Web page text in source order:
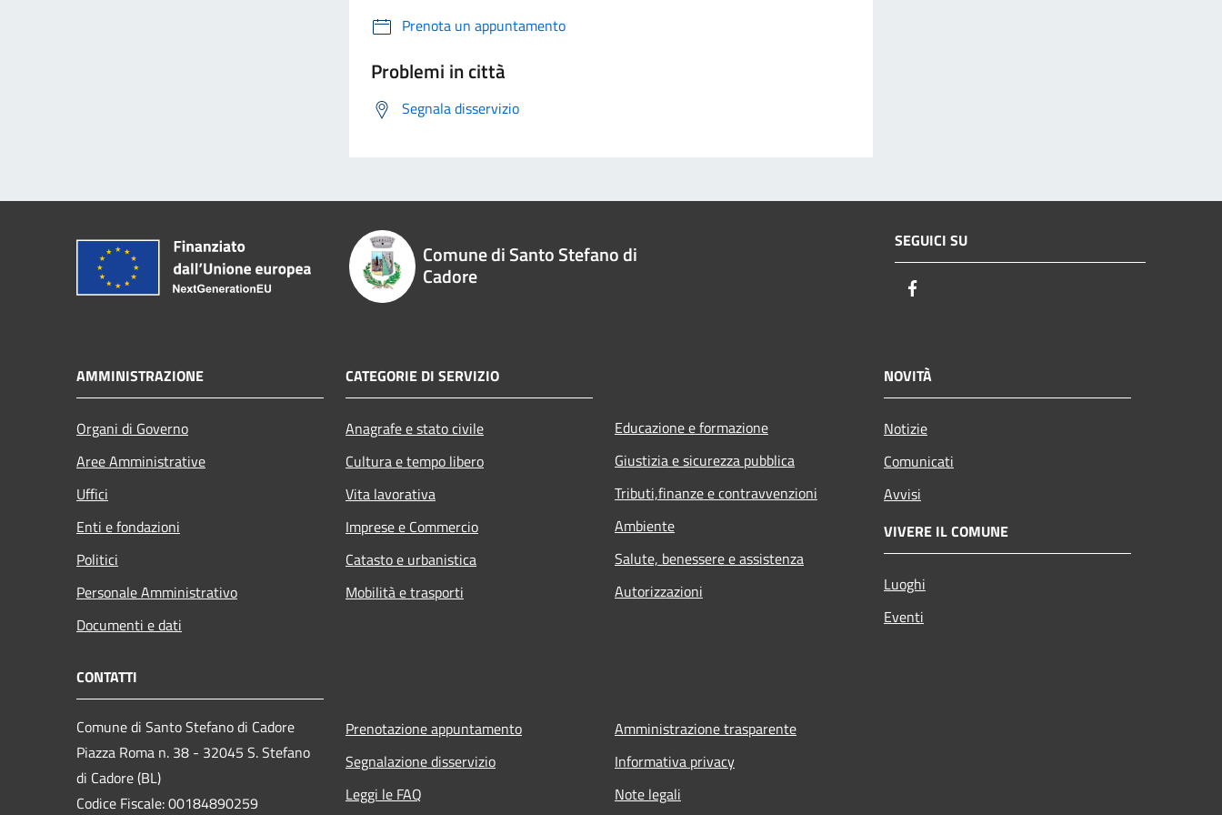
Prenota un appuntamento
Problemi in città
Segnala disservizio
Comune di Santo Stefano di
Cadore
SEGUICI SU
AMMINISTRAZIONE
Organi di Governo
Aree Amministrative
Uffici
Enti e fondazioni
Politici
Personale Amministrativo
Documenti e dati
CATEGORIE DI SERVIZIO
Anagrafe e stato civile
Cultura e tempo libero
Vita lavorativa
Imprese e Commercio
Catasto e urbanistica
Mobilità e trasporti
Educazione e formazione
Giustizia e sicurezza pubblica
Tributi,finanze e contravvenzioni
Ambiente
Salute, benessere e assistenza
Autorizzazioni
NOVITÀ
Notizie
Comunicati
Avvisi
VIVERE IL COMUNE
Luoghi
Eventi
CONTATTI
Comune di Santo Stefano di Cadore
Piazza Roma n. 38 - 32045 S. Stefano
di Cadore (BL)
Codice Fiscale: 00184890259
Prenotazione appuntamento
Segnalazione disservizio
Leggi le FAQ
Amministrazione trasparente
Informativa privacy
Note legali